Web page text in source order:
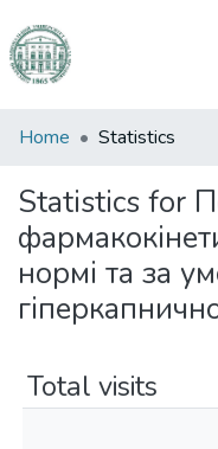
Communities
Collections
All of DSpace
Home Statistics
Statistics for
нормі та за
Total visits